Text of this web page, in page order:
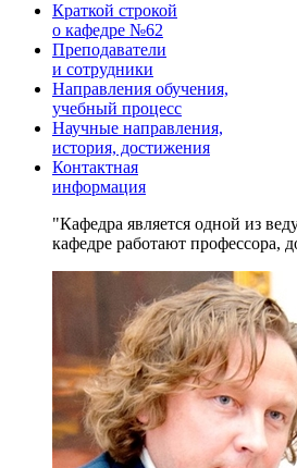
Краткой строкой
о кафедре №62
Преподаватели
и сотрудники
Направления обучения,
учебный процесс
Научные направления,
история, достижения
Контактная
информация
Кафедра является одной из
кафедре работают профессора,